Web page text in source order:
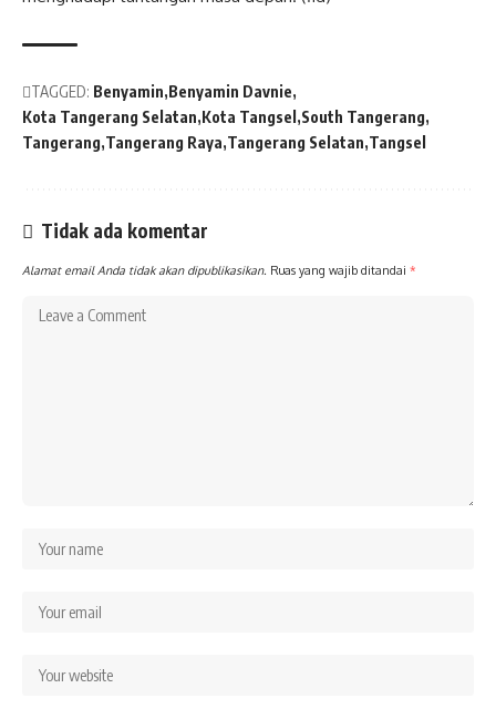
TAGGED: Benyamin Benyamin Davnie
Kota Tangerang Selatan Kota Tangsel South Tangerang
Tangerang Tangerang Raya Tangerang Selatan Tangsel
Tidak ada komentar
Alamat email Anda tidak akan dipublikasikan. Ruas yang wajib ditandai *